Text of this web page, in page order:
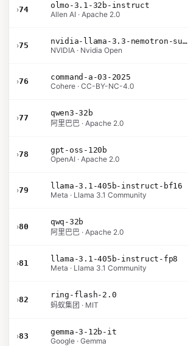
›74
olmo-3.1-32b-instruct
Allen AI · Apache 2.0
›75
nvidia-llama-3.3-nemotron-super-49b-v1.5
NVIDIA · Nvidia Open
›76
command-a-03-2025
Cohere · CC-BY-NC-4.0
›77
qwen3-32b
阿里巴巴 · Apache 2.0
›78
gpt-oss-120b
OpenAI · Apache 2.0
›79
llama-3.1-405b-instruct-bf16
Meta · Llama 3.1 Community
›80
qwq-32b
阿里巴巴 · Apache 2.0
›81
llama-3.1-405b-instruct-fp8
Meta · Llama 3.1 Community
›82
ring-flash-2.0
蚂蚁集团 · MIT
›83
gemma-3-12b-it
Google · Gemma